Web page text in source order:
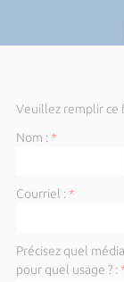
Veuillez remplir ce
Nom :*
Courriel :*
Précisez quel
pour quel usage ? :